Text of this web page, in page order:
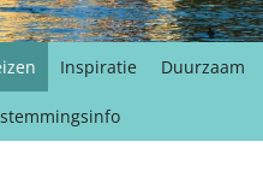
Inspiratie Duurzaam